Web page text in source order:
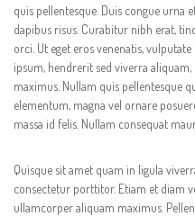
quis pellentesque. Duis congue urna
dapibus risus. Curabitur nibh erat,
orci. Ut eget eros venenatis,
ipsum, hendrerit sed viverra
maximus. Nullam quis pellentesque
elementum, magna vel ornare
massa id felis. Nullam consequat
Quisque sit amet quam in ligula
consectetur porttitor. Etiam et diam
ullamcorper aliquam maximus.